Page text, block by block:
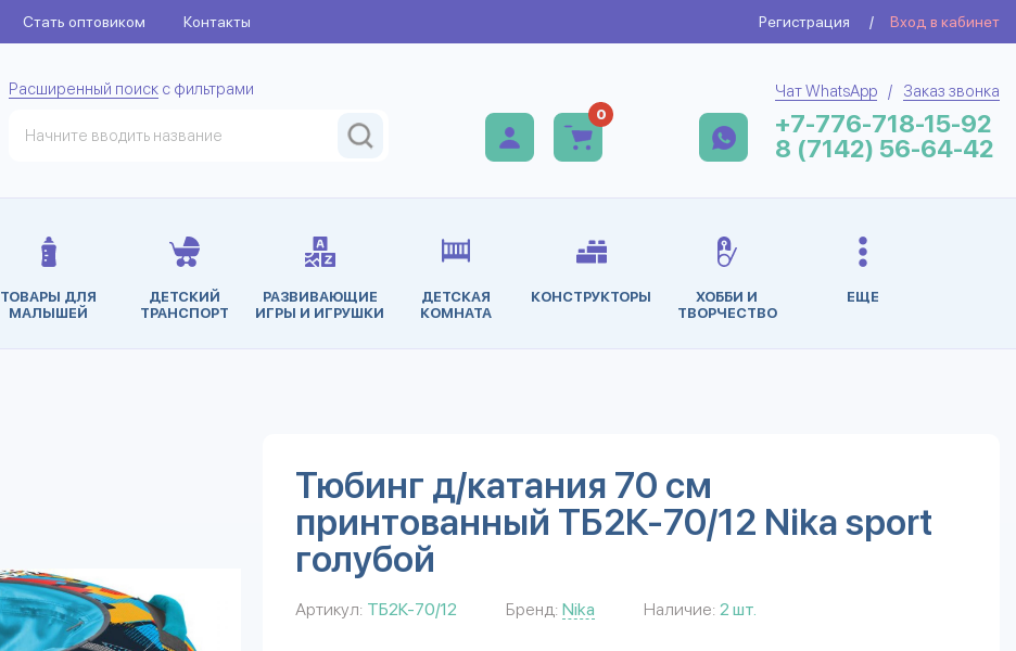
Стать оптовиком Контакты Регистрация / Вход в кабинет
Расширенный поиск с фильтрами
0
Чат WhatsApp / Заказ звонка
+7-776-718-15-92
8 (7142) 56-64-42
ТОВАРЫ ДЛЯ
МАЛЫШЕЙ
ДЕТСКИЙ
ТРАНСПОРТ
РАЗВИВАЮЩИЕ
ИГРЫ И ИГРУШКИ
ДЕТСКАЯ
КОМНАТА
КОНСТРУКТОРЫ
ХОББИ И
ТВОРЧЕСТВО
ЕЩЕ
Тюбинг д/катания 70 см
принтованный ТБ2К-70/12 Nika sport
голубой
Артикул: ТБ2К-70/12 Бренд: Nika Наличие: 2 шт.